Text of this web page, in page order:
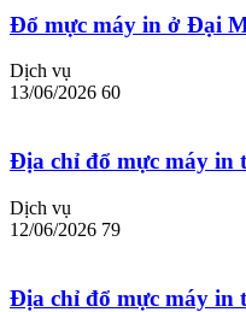
Đổ mực máy in ở Đại
Dịch vụ
13/06/2026 60
Địa chỉ đổ mực máy in
Dịch vụ
12/06/2026 79
Địa chỉ đổ mực máy in